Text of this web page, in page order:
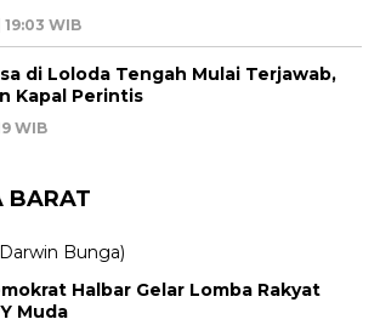
WIB
di Loloda Tengah Mulai Terjawab,
Kapal Perintis
WIB
BARAT
Halbar Gelar Lomba Rakyat
Muda